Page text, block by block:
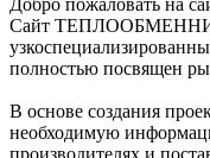
Сайт
полностью посвящен
В основе создания
необходимую
производителях и